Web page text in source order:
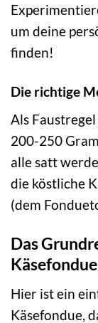
um deine
finden!
Die richtige
Als
200-250
alle satt
die köstliche
(dem
Das
Hier ist ein
Käsefondue,